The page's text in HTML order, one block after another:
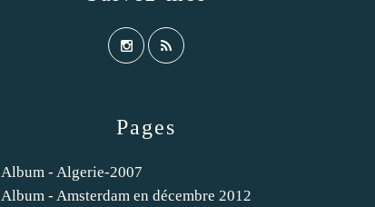
Pages
Album - Algerie-2007
Album - Amsterdam en décembre 2012